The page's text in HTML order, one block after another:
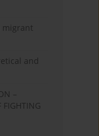
migrant
and
–